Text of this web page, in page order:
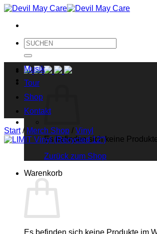
Zum
springen
Suche
nach:
Es befinden sich keine
Zurück zum Shop
Warenkorb
Es befinden sich keine Produkte im
Musik
Tour
Shop
Kontakt
Start / Merch Shop / Vinyl